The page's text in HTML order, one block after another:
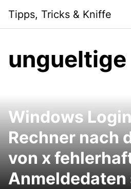
content
Tipps, Tricks & Kniffe
ungueltige
Windows
Rechner nach
von x
Anmeldedaten